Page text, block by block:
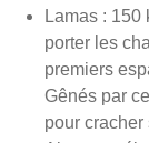
Lamas : 150
porter les
premiers
Gênés par
pour cracher